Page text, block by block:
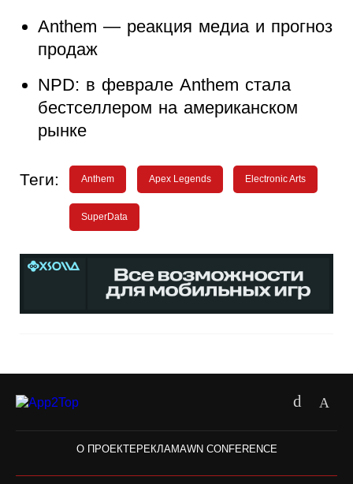
Anthem — реакция медиа и прогноз
продаж
NPD: в феврале Anthem стала
бестселлером на американском
рынке
Теги: Anthem Apex Legends Electronic Arts
SuperData
О ПРОЕКТЕ РЕКЛАМАWN CONFERENCE